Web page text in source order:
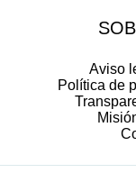
Aviso